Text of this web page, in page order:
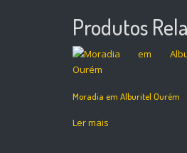
Produtos
Moradia em Alburitel Ourém
Ler mais